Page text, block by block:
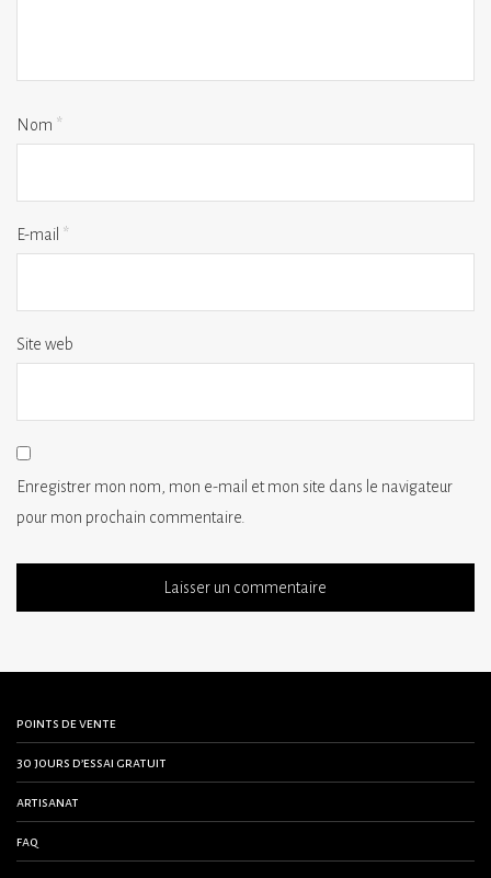
Nom *
E-mail *
Site web
Enregistrer mon nom, mon e-mail et mon site dans le navigateur
pour mon prochain commentaire.
points de vente
30 jours d’essai gratuit
artisanat
faq